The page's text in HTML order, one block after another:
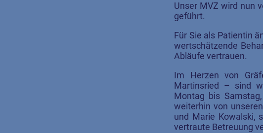
Unser MVZ wird nun
geführt.
Für Sie als Patientin
wertschätzende
Abläufe vertrauen.
Im Herzen von
Martinsried – sind
Montag bis
weiterhin von
und Marie Kowalski,
vertraute Betreuung